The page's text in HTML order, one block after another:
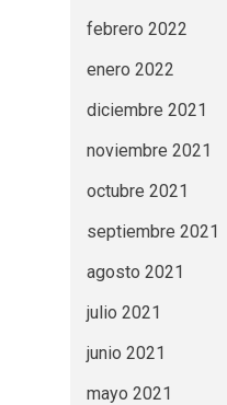
febrero 2022
enero 2022
diciembre 2021
noviembre 2021
octubre 2021
septiembre 2021
agosto 2021
julio 2021
junio 2021
mayo 2021